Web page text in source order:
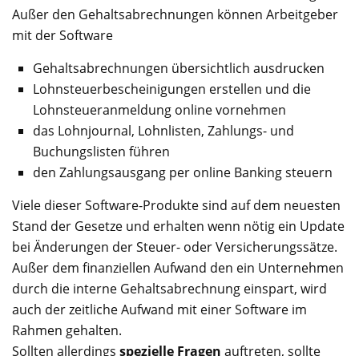
Außer den Gehaltsabrechnungen können Arbeitgeber
mit der Software
Gehaltsabrechnungen übersichtlich ausdrucken
Lohnsteuerbescheinigungen erstellen und die
Lohnsteueranmeldung online vornehmen
das Lohnjournal, Lohnlisten, Zahlungs- und
Buchungslisten führen
den Zahlungsausgang per online Banking steuern
Viele dieser Software-Produkte sind auf dem neuesten
Stand der Gesetze und erhalten wenn nötig ein Update
bei Änderungen der Steuer- oder Versicherungssätze.
Außer dem finanziellen Aufwand den ein Unternehmen
durch die interne Gehaltsabrechnung einspart, wird
auch der zeitliche Aufwand mit einer Software im
Rahmen gehalten.
Sollten allerdings spezielle Fragen auftreten, sollte